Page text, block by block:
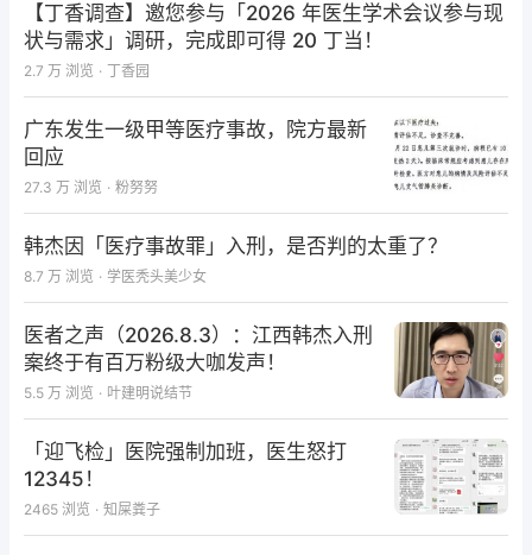
在视线上、下、左、右各20°的方向上产生激光参考
点，分别让患者凝视这些参考点产生校准线。头脉冲检
测时需要患者紧紧凝视前方1m处的靶点，同时在水平
半规管平面内施加一个被动、快速、小幅度的脉冲运
动，头部的这种加速度运动会在水平面内刺激水平半规
管感受器；旋转头至相对于躯干45°并保证患者凝视前
方定点，于相对躯干前后方向加速度运动头部会刺激旋
转侧后半规管与对侧前半规管感受器。
vHIT 检查时，有一些事项需要引起重视:
1. 设备准备：检查时，需要确保绑带系紧，防止滑脱或
者相对运动发生。同时也需要注意避免手的位置接触到
绑带或者电线，造成干扰。
2. 操作准备：脉冲检查时幅度范围不能过大，眼球运
动主要受神经调节而非机械运动，人体的眼球运动范围
【丁香调查】邀您参与「2026 年医生学术会议参与现
状与需求」调研，完成即可得 20 丁当！
2.7 万 浏览 · 丁香园
广东发生一级甲等医疗事故，院方最新
回应
27.3 万 浏览 · 粉努努
韩杰因「医疗事故罪」入刑，是否判的太重了？
8.7 万 浏览 · 学医秃头美少女
医者之声（2026.8.3）：江西韩杰入刑
案终于有百万粉级大咖发声！
5.5 万 浏览 · 叶建明说结节
「迎飞检」医院强制加班，医生怒打
12345！
2465 浏览 · 知屎粪子